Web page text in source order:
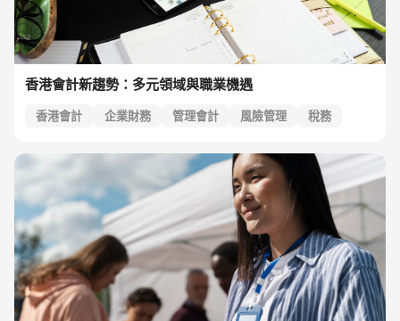
香港會計新趨勢：多元領域與職業機遇
香港會計 企業財務 管理會計 風險管理 稅務